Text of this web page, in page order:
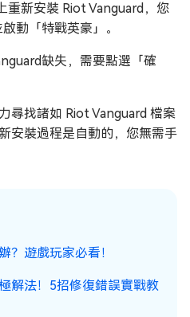
重新安裝 Riot Vanguard，您
動「特戰英豪」。
缺失，需要點選「確
尋找諸如 Riot Vanguard 檔案
安裝過程是自動的，您無需手
？遊戲玩家必看！
解法！5招修復錯誤實戰教